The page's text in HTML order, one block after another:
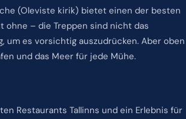
(Oleviste kirik) bietet einen der besten
ohne – die Treppen sind nicht das
es vorsichtig auszudrücken. Aber oben
und das Meer für jede Mühe.
Restaurants Tallinns und ein Erlebnis für